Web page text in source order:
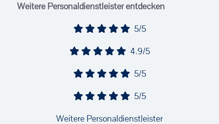
Weitere Personaldienstleister entdecken
5/5
4.9/5
5/5
5/5
Weitere Personaldienstleister